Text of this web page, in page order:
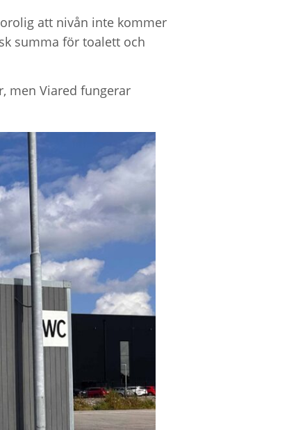
att nivån inte kommer
summa för toalett och
men Viared fungerar